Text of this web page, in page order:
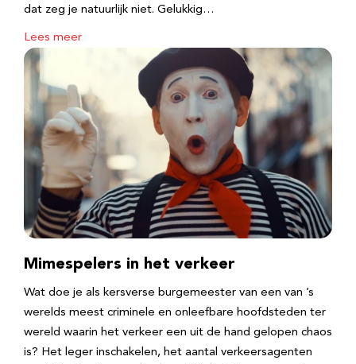
dat zeg je natuurlijk niet. Gelukkig…
Lees meer
Mimespelers in het verkeer
Wat doe je als kersverse burgemeester van een van ’s
werelds meest criminele en onleefbare hoofdsteden ter
wereld waarin het verkeer een uit de hand gelopen chaos
is? Het leger inschakelen, het aantal verkeersagenten